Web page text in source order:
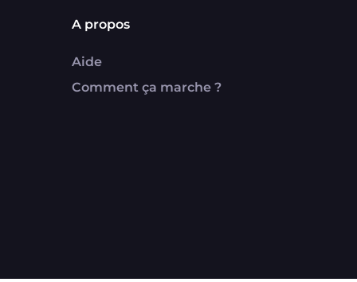
A propos
Aide
Comment ça marche ?